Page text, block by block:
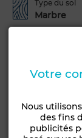
Type du sol
Marbre
Entre-seul
Chauffage
Porte blindée
Votre
Nous
des fins
publicités